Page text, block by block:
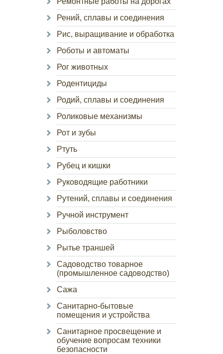
Рений, сплавы и соединения
Рис, выращивание и обработка
Роботы и автоматы
Рог животных
Родентициды
Родий, сплавы и соединения
Роликовые механизмы
Рот и зубы
Ртуть
Рубец и кишки
Руководящие работники
Рутений, сплавы и соединения
Ручной инструмент
Рыболовство
Рытье траншей
Садоводство товарное
(промышленное садоводство)
Сажа
Санитарно-бытовые
помещения и устройства
Санитарное просвещение и
обучение вопросам техники
безопасности